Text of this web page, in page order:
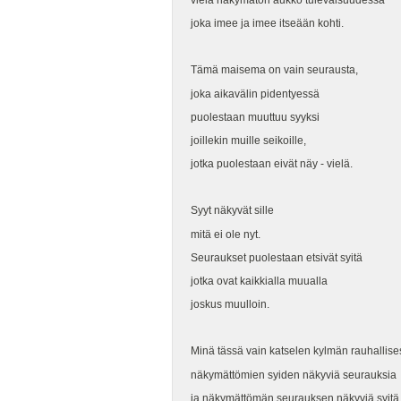
joka imee ja imee itseään kohti.
Tämä maisema on vain seurausta,
joka aikavälin pidentyessä
puolestaan muuttuu syyksi
joillekin muille seikoille,
jotka puolestaan eivät näy - vielä.
Syyt näkyvät sille
mitä ei ole nyt.
Seuraukset puolestaan etsivät syitä
jotka ovat kaikkialla muualla
joskus muulloin.
Minä tässä vain katselen kylmän
näkymättömien syiden näkyviä seurauksia
ja näkymättömän seurauksen näkyviä syitä.